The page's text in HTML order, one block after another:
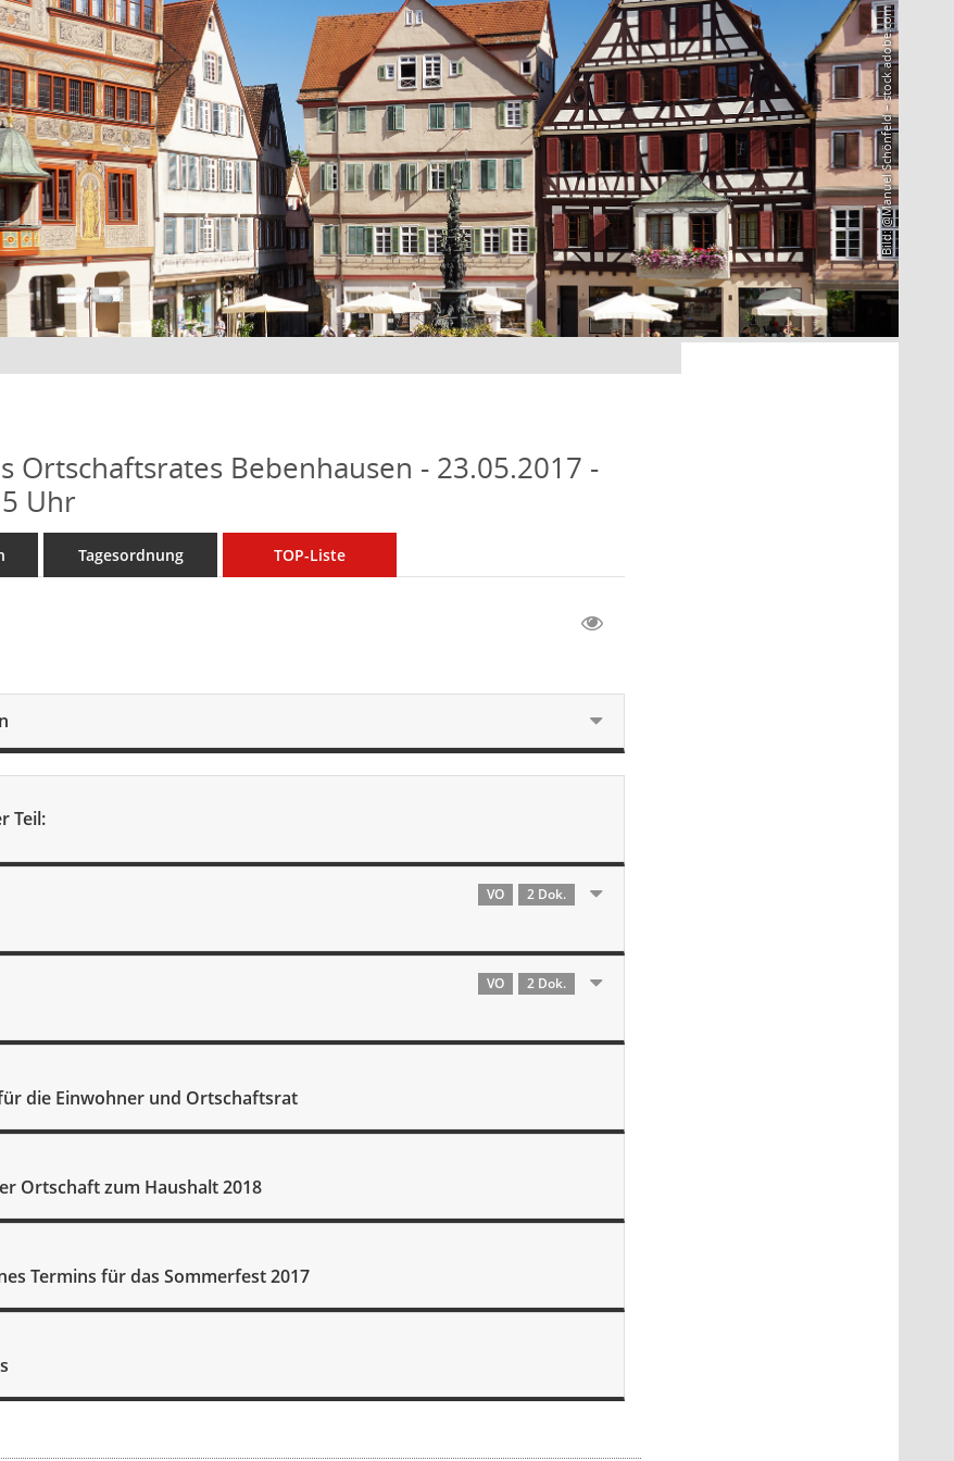
Bild: @Manuel Schönfeld – stock.adobe.com
Ortschaftsrates Bebenhausen - 23.05.2017 -
Uhr
Tagesordnung TOP-Liste
Teil:
VO 2 Dok.
VO 2 Dok.
die Einwohner und Ortschaftsrat
Ortschaft zum Haushalt 2018
Termins für das Sommerfest 2017